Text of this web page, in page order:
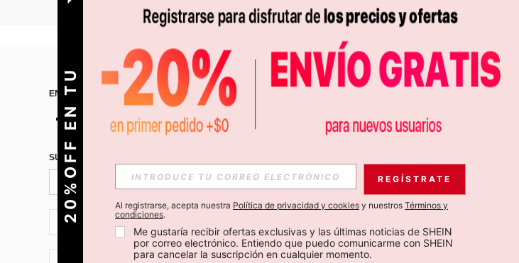
ENCUÉNTRANOS EN APP
SUSCRÍBETE PARA RECIBIR OFERTAS EXCLUSIVAS, PROMOCIONES Y NOTICIAS DE SHEIN
Suscribir
CL + 56
2
0
%
O
F
F
E
N
T
U
P
R
I
M
E
R
P
E
D
I
D REGÍSTRATE
Al registrarse, acepta nuestra Política de privacidad y cookies y nuestros Términos y
condiciones.
Me gustaría recibir ofertas exclusivas y las últimas noticias de SHEIN
por correo electrónico. Entiendo que puedo comunicarme con SHEIN
para cancelar la suscripción en cualquier momento.